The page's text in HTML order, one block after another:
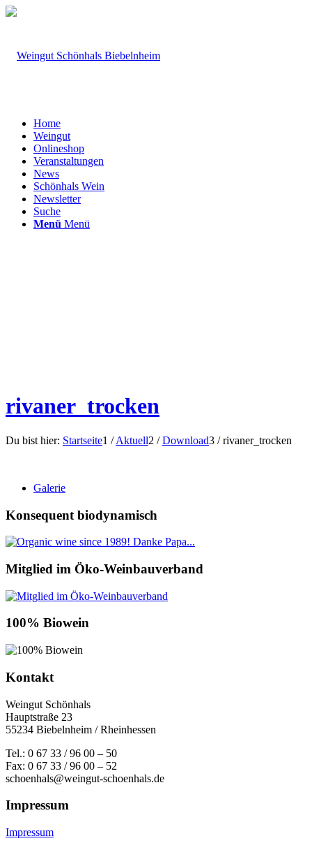
Home
Weingut
Onlineshop
Veranstaltungen
News
Schönhals Wein
Newsletter
Suche
Menü Menü
rivaner_trocken
Du bist hier: Startseite1 / Aktuell2 / Download3 / rivaner_trocken
Galerie
Konsequent biodynamisch
Mitglied im Öko-Weinbauverband
100% Biowein
Kontakt
Weingut Schönhals
Hauptstraße 23
55234 Biebelnheim / Rheinhessen
Tel.: 0 67 33 / 96 00 – 50
Fax: 0 67 33 / 96 00 – 52
schoenhals@weingut-schoenhals.de
Impressum
Impressum